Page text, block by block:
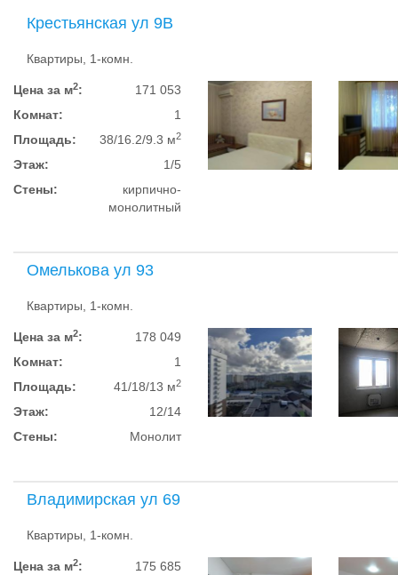
Крестьянская ул 9В
Квартиры, 1-комн.
Цена за м2:
171 053
Комнат:
1
Площадь:
38/16.2/9.3 м2
Этаж:
1/5
Стены:
кирпично-
монолитный
Омелькова ул 93
Квартиры, 1-комн.
Цена за м2:
178 049
Комнат:
1
Площадь:
41/18/13 м2
Этаж:
12/14
Стены:
Монолит
Владимирская ул 69
Квартиры, 1-комн.
Цена за м2:
175 685